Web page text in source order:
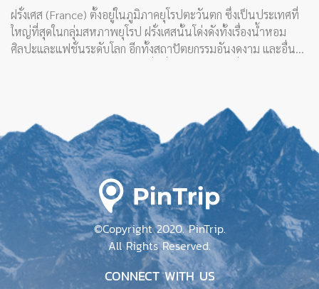
ฝรั่งเศส (France) ตั้งอยู่ในภูมิภาคยุโรปตะวันตก ซึ่งเป็นประเทศที่
ใหญ่ที่สุดในกลุ่มสหภาพยุโรป ฝรั่งเศสนั้นโด่งดังทั้งเรื่องน้ำหอม
ศิลปะและแฟชั่นระดับโลก อีกทั้งสถาปัตยกรรมอันงดงาม และอื่นๆ
©Copyright 2020. PinTrip.
All Rights Reserved.
CONNECT WITH US